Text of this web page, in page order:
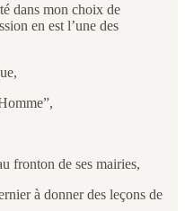
dans mon choix de
en est l’une des
fronton de ses mairies,
à donner des leçons de